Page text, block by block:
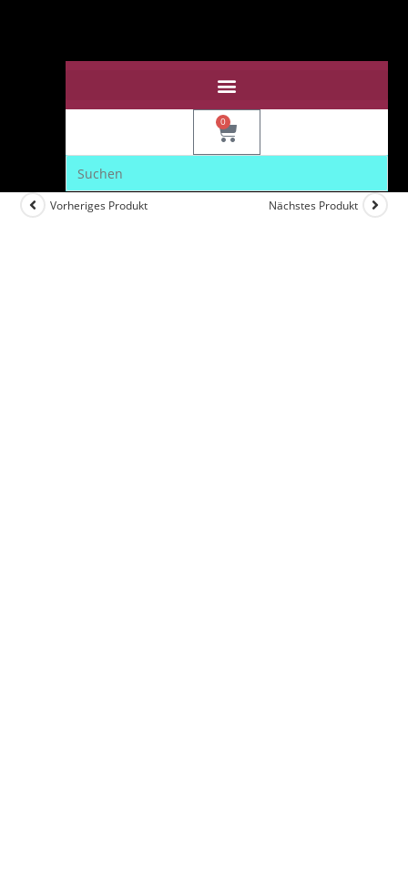
0
Vorheriges Produkt Nächstes Produkt